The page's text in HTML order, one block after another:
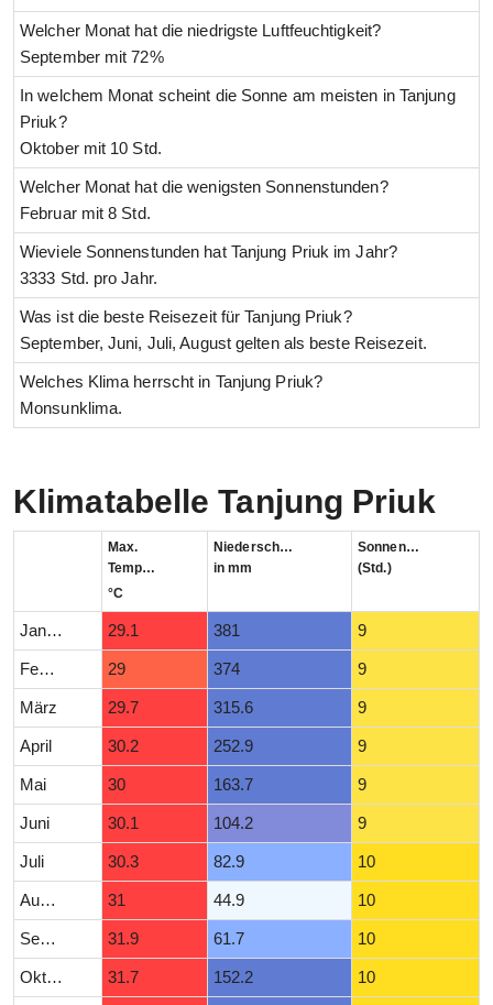
Welcher Monat hat die niedrigste Luftfeuchtigkeit?
September mit 72%
In welchem Monat scheint die Sonne am meisten in Tanjung
Priuk?
Oktober mit 10 Std.
Welcher Monat hat die wenigsten Sonnenstunden?
Februar mit 8 Std.
Wieviele Sonnenstunden hat Tanjung Priuk im Jahr?
3333 Std. pro Jahr.
Was ist die beste Reisezeit für Tanjung Priuk?
September, Juni, Juli, August gelten als beste Reisezeit.
Welches Klima herrscht in Tanjung Priuk?
Monsunklima.
Klimatabelle Tanjung Priuk
Max.
Temperatur
°C
Niederschlag
in mm
Sonnenstunden
(Std.)
Januar 29.1 381 9
Februar 29 374 9
März 29.7 315.6 9
April 30.2 252.9 9
Mai 30 163.7 9
Juni 30.1 104.2 9
Juli 30.3 82.9 10
August 31 44.9 10
September 31.9 61.7 10
Oktober 31.7 152.2 10